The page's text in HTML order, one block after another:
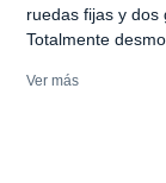
ruedas fijas y dos
Totalmente
Ver más